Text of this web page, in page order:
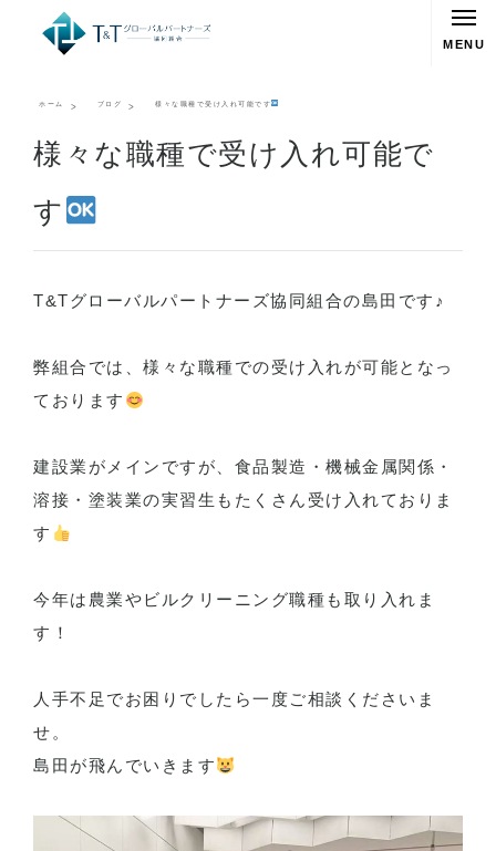
MENU
ホーム ブログ 様々な職種で受け入れ可能です
様々な職種で受け入れ可能で
す
T&Tグローバルパートナーズ協同組合の島田です♪
弊組合では、様々な職種での受け入れが可能となっ
ております
建設業がメインですが、食品製造・機械金属関係・
溶接・塗装業の実習生もたくさん受け入れておりま
す
今年は農業やビルクリーニング職種も取り入れま
す！
人手不足でお困りでしたら一度ご相談くださいま
せ。
島田が飛んでいきます